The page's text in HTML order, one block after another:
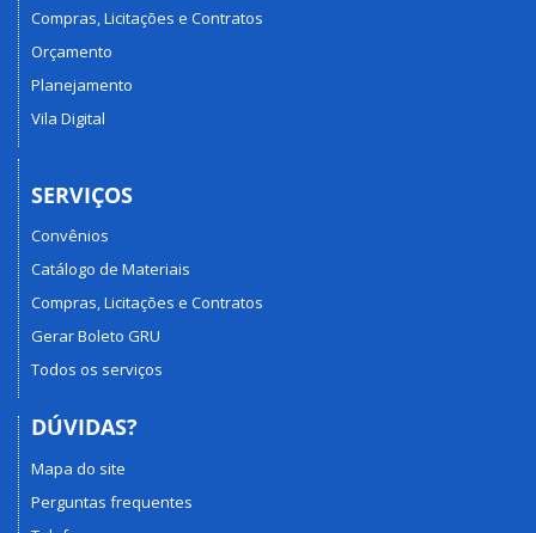
Compras, Licitações e Contratos
Orçamento
Planejamento
Vila Digital
SERVIÇOS
Convênios
Catálogo de Materiais
Compras, Licitações e Contratos
Gerar Boleto GRU
Todos os serviços
DÚVIDAS?
Mapa do site
Perguntas frequentes